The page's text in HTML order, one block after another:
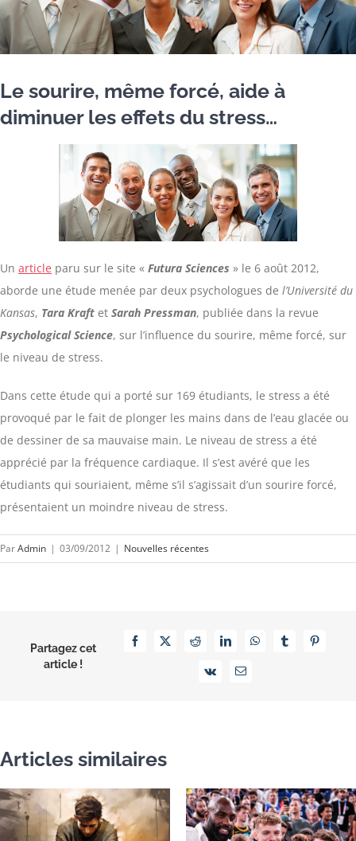
Le sourire, même forcé, aide à
diminuer les effets du stress…
Un article paru sur le site « Futura Sciences » le 6 août 2012,
aborde une étude menée par deux psychologues de l’Université du
Kansas, Tara Kraft et Sarah Pressman, publiée dans la revue
Psychological Science, sur l’influence du sourire, même forcé, sur
le niveau de stress.
Dans cette étude qui a porté sur 169 étudiants, le stress a été
provoqué par le fait de plonger les mains dans de l’eau glacée ou
de dessiner de sa mauvaise main. Le niveau de stress a été
apprécié par la fréquence cardiaque. Il s’est avéré que les
étudiants qui souriaient, même s’il s’agissait d’un sourire forcé,
présentaient un moindre niveau de stress.
ParAdmin | 03/09/2012 | Nouvelles récentes
Partagez cet
article !
Facebook
X RedditLinkedInWhatsAppTumblrPinterest
Vk Email
Articles similaires